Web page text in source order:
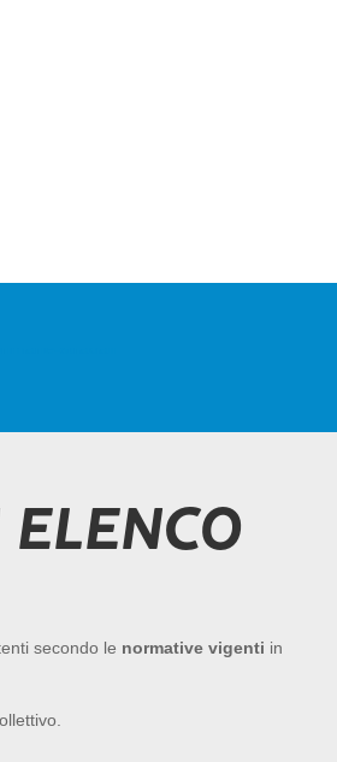
secondo le normative vigenti in